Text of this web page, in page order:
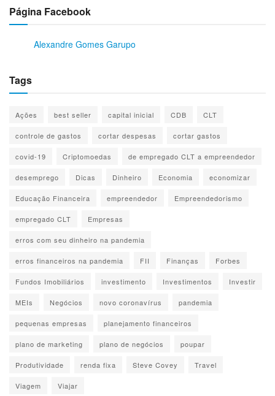
Página Facebook
Alexandre Gomes Garupo
Tags
Ações best seller capital inicial CDB CLT
controle de gastos cortar despesas cortar gastos
covid-19 Criptomoedas de empregado CLT a empreendedor
desemprego Dicas Dinheiro Economia economizar
Educação Financeira empreendedor Empreendedorismo
empregado CLT Empresas
erros com seu dinheiro na pandemia
erros financeiros na pandemia FII Finanças Forbes
Fundos Imobiliários investimento Investimentos Investir
MEIs Negócios novo coronavírus pandemia
pequenas empresas planejamento financeiros
plano de marketing plano de negócios poupar
Produtividade renda fixa Steve Covey Travel
Viagem Viajar